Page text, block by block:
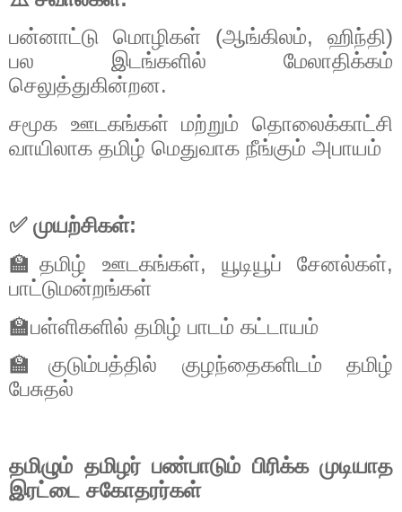
பன்னாட்டு மொழிகள் (ஆங்கிலம், ஹிந்தி)
பல
இடங்களில்
மேலாதிக்கம்
செலுத்துகின்றன.
சமூக ஊடகங்கள் மற்றும் தொலைக்காட்சி
வாயிலாக தமிழ் மெதுவாக நீங்கும் அபாயம்
✅ முயற்சிகள்:
🏫தமிழ்
ஊடகங்கள், யூடியூப் சேனல்கள்,
பாட்டுமன்றங்கள்
🏫பள்ளிகளில் தமிழ் பாடம் கட்டாயம்
🏫குடும்பத்தில்
குழந்தைகளிடம்
தமிழ்
பேசுதல்
தமிழும் தமிழர் பண்பாடும் பிரிக்க முடியாத
இரட்டை சகோதரர்கள்